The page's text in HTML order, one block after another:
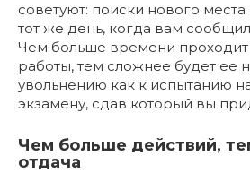
советуют: поиски нового места
тот же день, когда вам
Чем больше времени проходит
работы, тем сложнее будет ее
увольнению как к испытанию
экзамену, сдав который вы
Чем больше действий,
отдача